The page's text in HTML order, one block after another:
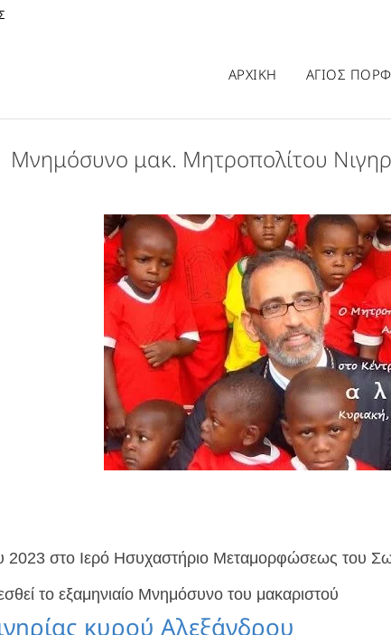
ΑΡΧΙΚΗ ΑΓΙΟΣ
Μνημόσυνο μακ. Μητροπολίτου
2023 στο Ιερό Ησυχαστήριο Μεταμορφώσεως του
το εξαμηνιαίο Μνημόσυνο του μακαριστού
κυρού Αλεξάνδρου